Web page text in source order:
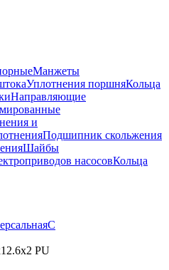
Манжеты
Уплотнения поршняКольца
Направляющие
и
Подшипник скольжения
Шайбы
насосовКольца
С
PU